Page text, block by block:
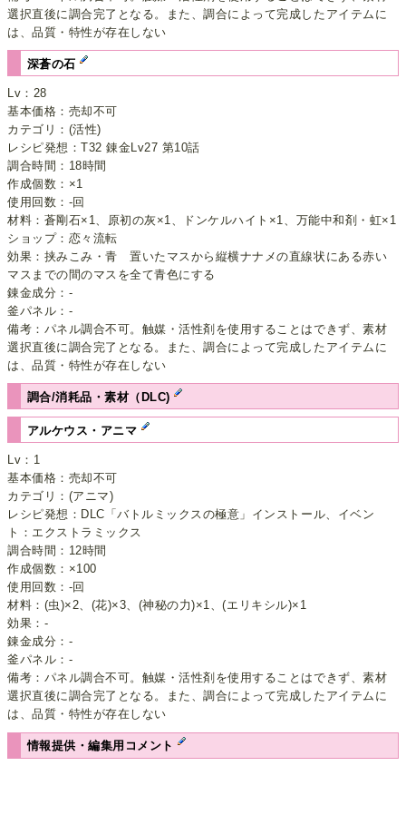
選択直後に調合完了となる。また、調合によって完成したアイテムに
は、品質・特性が存在しない
深蒼の石
Lv：28
基本価格：売却不可
カテゴリ：(活性)
レシピ発想：T32 錬金Lv27 第10話
調合時間：18時間
作成個数：×1
使用回数：-回
材料：蒼剛石×1、原初の灰×1、ドンケルハイト×1、万能中和剤・虹×1
ショップ：恋々流転
効果：挟みこみ・青 置いたマスから縦横ナナメの直線状にある赤い
マスまでの間のマスを全て青色にする
錬金成分：-
釜パネル：-
備考：パネル調合不可。触媒・活性剤を使用することはできず、素材
選択直後に調合完了となる。また、調合によって完成したアイテムに
は、品質・特性が存在しない
調合/消耗品・素材（DLC)
アルケウス・アニマ
Lv：1
基本価格：売却不可
カテゴリ：(アニマ)
レシピ発想：DLC「バトルミックスの極意」インストール、イベン
ト：エクストラミックス
調合時間：12時間
作成個数：×100
使用回数：-回
材料：(虫)×2、(花)×3、(神秘の力)×1、(エリキシル)×1
効果：-
錬金成分：-
釜パネル：-
備考：パネル調合不可。触媒・活性剤を使用することはできず、素材
選択直後に調合完了となる。また、調合によって完成したアイテムに
は、品質・特性が存在しない
情報提供・編集用コメント